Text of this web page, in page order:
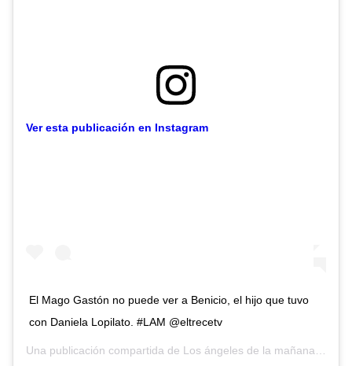
Ver esta publicación en Instagram
El Mago Gastón no puede ver a Benicio, el hijo que tuvo
con Daniela Lopilato. #LAM @eltrecetv
Una publicación compartida de Los ángeles de la mañana